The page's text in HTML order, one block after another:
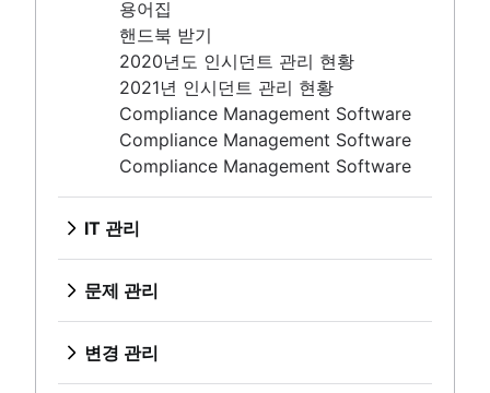
Compliance Management Software
프로세스
변경 관리
개요
변경 자문 위원회
변경 관리 유형
지식 관리
개요
셀프 서비스 기술 자료
엔터프라이즈 서비스 관리
개요
미팅
타임라인
5개 이유
공개 및 비공개 비교
고객 알림 자동화
인시던트 대응
사후 검토
용어집
핸드북 받기
2020년도 인시던트 관리 현황
2021년 인시던트 관리 현황
Compliance Management Software
Compliance Management Software
Compliance Management Software
IT 관리
개요
문제 관리
개요
템플릿
역할 및 책임
변경 관리
개요